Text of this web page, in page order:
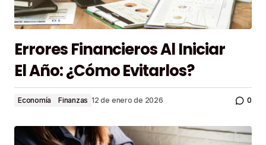
Errores Financieros Al Iniciar
El Año: ¿Cómo Evitarlos?
Economía Finanzas 12 de enero de 2026 0